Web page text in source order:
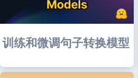
训练和微调句子转换模型